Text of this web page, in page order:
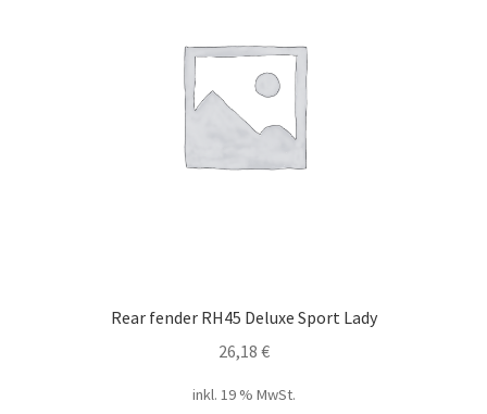
Rear fender RH45 Deluxe Sport Lady
26,18 €
inkl. 19 % MwSt.